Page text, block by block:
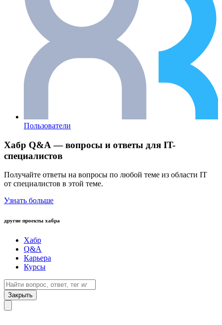
Пользователи
Хабр Q&A — вопросы и ответы для IT-
специалистов
Получайте ответы на вопросы по любой теме из области IT
от специалистов в этой теме.
Узнать больше
другие проекты хабра
Хабр
Q&A
Карьера
Курсы
Закрыть